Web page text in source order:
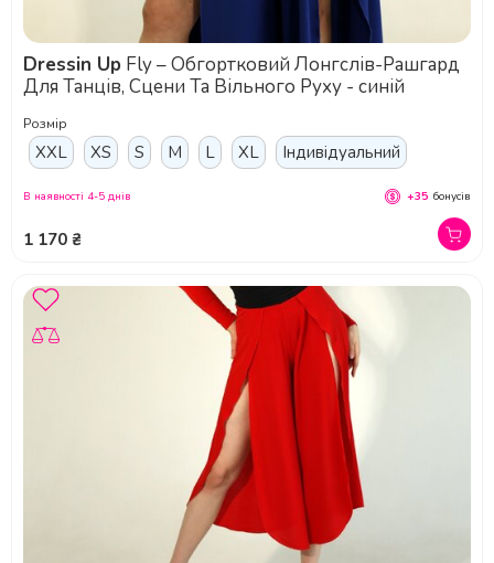
Dressin Up
Для Танців, Сцени Та Вільного Руху - синій
Розмір
XXL XS S M L XL Індивідуальний
1 170 ₴
В наявності 4-5 днів +35 бонусів